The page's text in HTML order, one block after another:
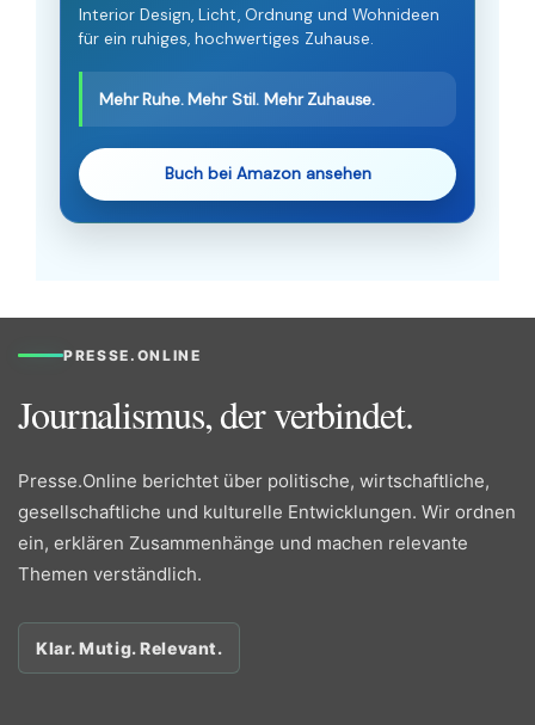
Interior Design, Licht, Ordnung und Wohnideen
für ein ruhiges, hochwertiges Zuhause.
Mehr Ruhe. Mehr Stil. Mehr Zuhause.
Buch bei Amazon ansehen
PRESSE.ONLINE
Journalismus, der verbindet.
Presse.Online berichtet über politische, wirtschaftliche,
gesellschaftliche und kulturelle Entwicklungen. Wir ordnen
ein, erklären Zusammenhänge und machen relevante
Themen verständlich.
Klar. Mutig. Relevant.